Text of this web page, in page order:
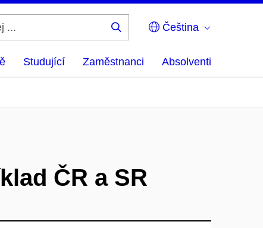
Čeština
Studující Zaměstnanci Absolventi
ČR a SR